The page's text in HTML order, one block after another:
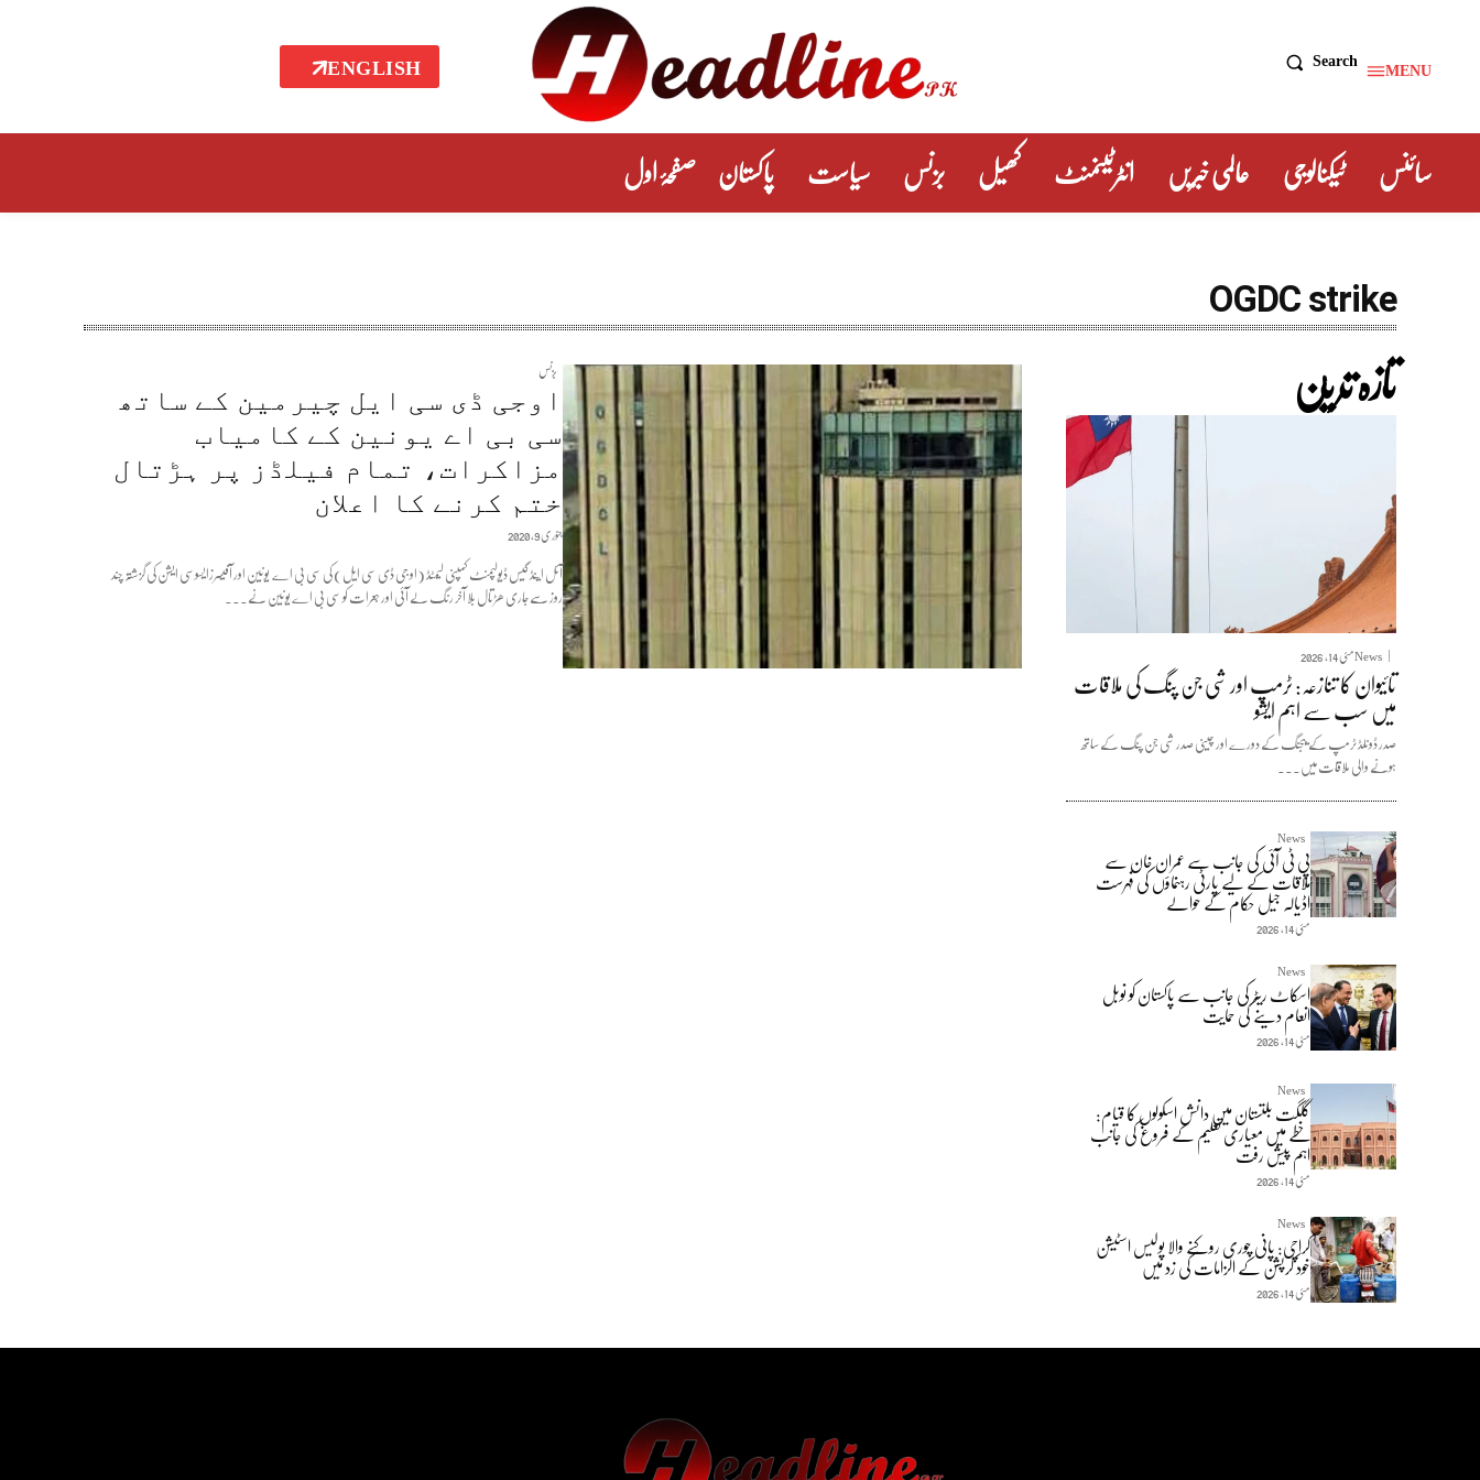
MENU
Search
ENGLISH
سائنس ٹیکنالوجی عالمی خبریں انٹرٹینمنٹ کھیل بزنس سیاست پاکستان صفحۂ اول
OGDC strike
بزنس
اوجی ڈی سی ایل چیرمین کے ساتھ
سی بی اے یونین کے کامیاب
مزاکرات، تمام فیلڈز پر ہڑتال
ختم کرنے کا اعلان
جنوری 9, 2020
آئل اینڈ گیس ڈیولپمنٹ کمپنی لیمٹڈ (او جی ڈی سی ایل) کی سی بی اے یونین اور آفیسرزایسوسی ایشن کی گزشتہ چند
روز سے جاری ھڑتال بلا آخر رنگ لے آئی اور جعرات کو سی بی اے یونین نے...
تازہ ترین
Newsمئی 14, 2026
تائیوان کا تنازعہ: ٹرمپ اور شی جن پنگ کی ملاقات
میں سب سے اہم ایشو
صدر ڈونلڈ ٹرمپ کے بیجنگ کے دورے اور چینی صدر شی جن پنگ کے ساتھ
ہونے والی ملاقات میں...
News
پی ٹی آئی کی جانب سے عمران خان سے
ملاقات کے لیے پارٹی رہنماؤں کی فہرست
اڈیالہ جیل حکام کے حوالے
مئی 14, 2026
News
اسکاٹ ریٹر کی جانب سے پاکستان کو نوبل
انعام دینے کی حمایت
مئی 14, 2026
News
گلگت بلتستان میں دانش اسکولوں کا قیام:
خطے میں معیاری تعلیم کے فروغ کی جانب
اہم پیش رفت
مئی 14, 2026
News
کراچی: پانی چوری روکنے والا پولیس اسٹیشن
خود کرپشن کے الزامات کی زد میں
مئی 14, 2026